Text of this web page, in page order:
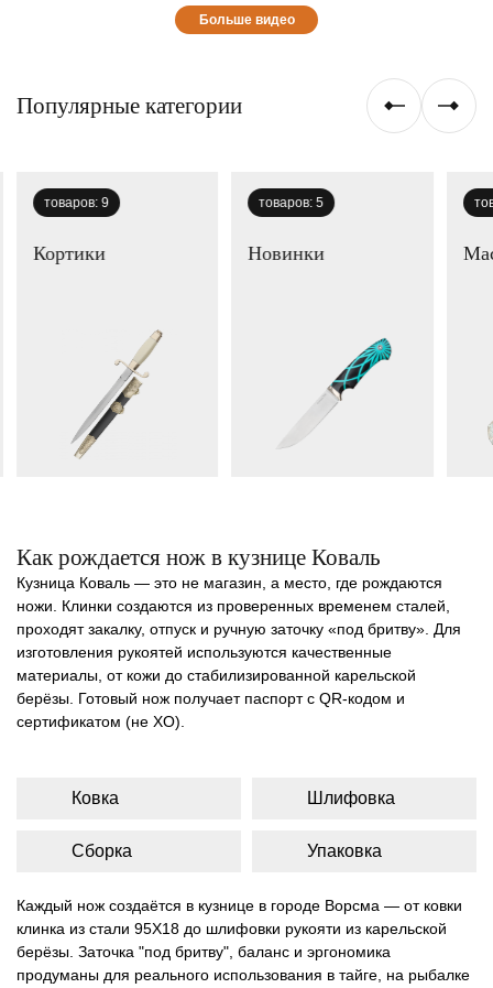
Больше видео
Популярные категории
товаров: 9
Кортики
товаров:5
Новинки
Как рождается нож в кузнице Коваль
Кузница Коваль — это не магазин, а место, где рождаются
ножи. Клинки создаются из проверенных временем сталей,
проходят закалку, отпуск и ручную заточку «под бритву». Для
изготовления рукоятей используются качественные
материалы, от кожи до стабилизированной карельской
берёзы. Готовый нож получает паспорт с QR-кодом и
сертификатом (не ХО).
Ковка Шлифовка
Сборка Упаковка
Каждый нож создаётся в кузнице в городе Ворсма — от ковки
клинка из стали 95Х18 до шлифовки рукояти из карельской
берёзы. Заточка "под бритву", баланс и эргономика
продуманы для реального использования в тайге, на рыбалке